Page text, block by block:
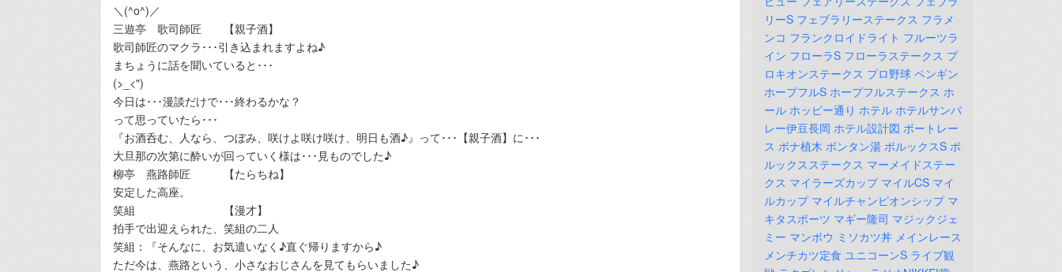
＼(^o^)／
三遊亭 歌司師匠 【親子酒】
歌司師匠のマクラ･･･引き込まれますよね♪
まちょうに話を聞いていると･･･
(>_<")
今日は･･･漫談だけで･･･終わるかな？
って思っていたら･･･
『お酒呑む、人なら、つぼみ、咲けよ咲け咲け、明日も酒♪』って･･･【親子酒】に･･･
大旦那の次第に酔いが回っていく様は･･･見ものでした♪
柳亭 燕路師匠 【たらちね】
安定した高座。
笑組 【漫才】
拍手で出迎えられた、笑組の二人
笑組：『そんなに、お気遣いなく♪直ぐ帰りますから♪
ただ今は、燕路という、小さなおじさんを見てもらいました♪
リーS フェブラリーステークス フラメ
ンコ フランクロイドライト フルーツラ
イン フローラS フローラステークス プ
ロキオンステークス プロ野球 ペンギン
ホープフルS ホープフルステークス ホ
ール ホッピー通り ホテル ホテルサンバ
レー伊豆長岡 ホテル設計図 ボートレー
ス ボナ植木 ボンタン湯 ポルックスS ポ
ルックスステークス マーメイドステー
クス マイラーズカップ マイルCS マイ
ルカップ マイルチャンピオンシップ マ
キタスポーツ マギー隆司 マジックジェ
ミー マンボウ ミソカツ丼 メインレース
メンチカツ定食 ユニコーンS ライブ観